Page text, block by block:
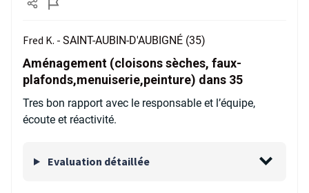
Fred K. - SAINT-AUBIN-D'AUBIGNÉ (35)
Aménagement (cloisons sèches, faux-
plafonds,menuiserie,peinture) dans 35
Tres bon rapport avec le responsable et l’équipe,
écoute et réactivité.
Evaluation détaillée